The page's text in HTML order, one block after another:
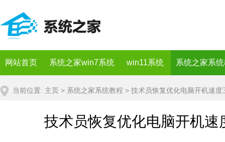
网站首页 系统之家win7系统 win11系统 系统之家系
当前位置: 主页 > 系统之家系统教程 > 技术员恢复优化电脑开机速度
技术员恢复优化电脑开机速